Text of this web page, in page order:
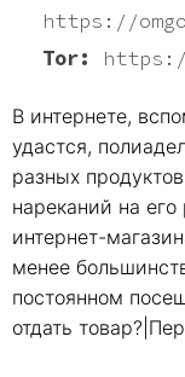
https://
Tor:
https://
В интернете,
удастся,
разных
нареканий на
интернет-
менее
постоянном
отдать